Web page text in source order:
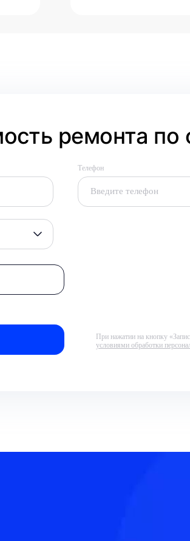
ремонта по
Телефон
При нажатии на кнопку
условиями обработки